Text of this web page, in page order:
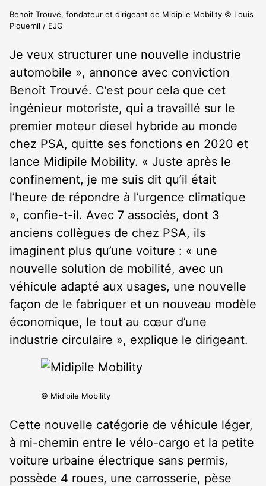
Benoît Trouvé, fondateur et dirigeant de Midipile Mobility © Louis
Piquemil / EJG
Je veux structurer une nouvelle industrie
automobile », annonce avec conviction
Benoît Trouvé. C’est pour cela que cet
ingénieur motoriste, qui a travaillé sur le
premier moteur diesel hybride au monde
chez PSA, quitte ses fonctions en 2020 et
lance Midipile Mobility. « Juste après le
confinement, je me suis dit qu’il était
l’heure de répondre à l’urgence climatique
», confie-t-il. Avec 7 associés, dont 3
anciens collègues de chez PSA, ils
imaginent plus qu’une voiture : « une
nouvelle solution de mobilité, avec un
véhicule adapté aux usages, une nouvelle
façon de le fabriquer et un nouveau modèle
économique, le tout au cœur d’une
industrie circulaire », explique le dirigeant.
© Midipile Mobility
Cette nouvelle catégorie de véhicule léger,
à mi-chemin entre le vélo-cargo et la petite
voiture urbaine électrique sans permis,
possède 4 roues, une carrosserie, pèse